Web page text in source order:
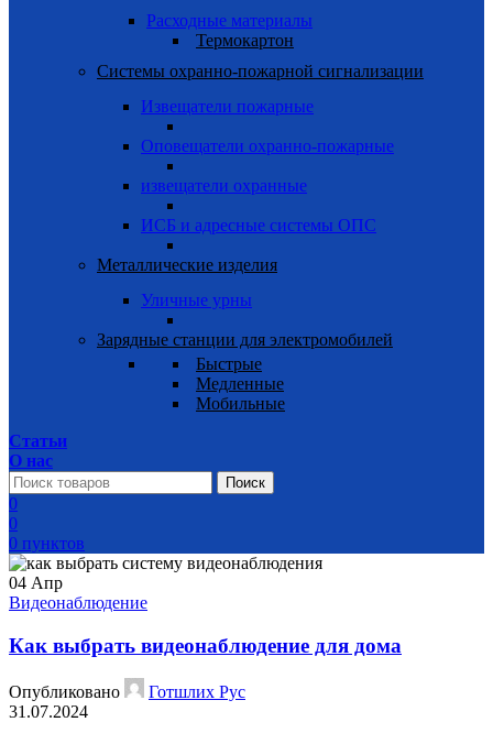
Расходные материалы
Термокартон
Системы охранно-пожарной сигнализации
Извещатели пожарные
Оповещатели охранно-пожарные
извещатели охранные
ИСБ и адресные системы ОПС
Металлические изделия
Уличные урны
Зарядные станции для электромобилей
Быстрые
Медленные
Мобильные
Статьи
О нас
Поиск
0
0
0 пунктов
04 Апр
Видеонаблюдение
Как выбрать видеонаблюдение для дома
Опубликовано
Готшлих Рус
31.07.2024